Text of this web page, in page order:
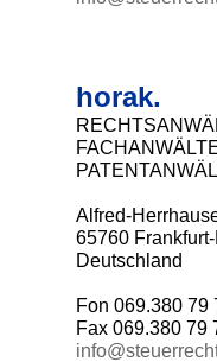
horak.
Alfred-
65760
Deutschland
Fon 069.380 79
Fax 069.380 79